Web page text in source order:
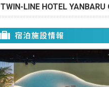
TWIN-LINE HOTEL